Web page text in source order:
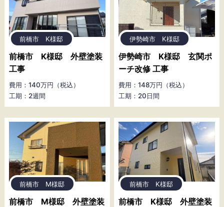
前橋市 K様邸
前橋市 K様邸 外壁塗装
工事
費用：140万円（税込）
工期：2週間
伊勢崎市 K様邸
伊勢崎市 K様邸 玄関ポ
ーチ改修 工事
費用：148万円（税込）
工期：20日間
前橋市 M様邸
前橋市 M様邸 外壁塗装
前橋市 K様邸
前橋市 K様邸 外壁塗装